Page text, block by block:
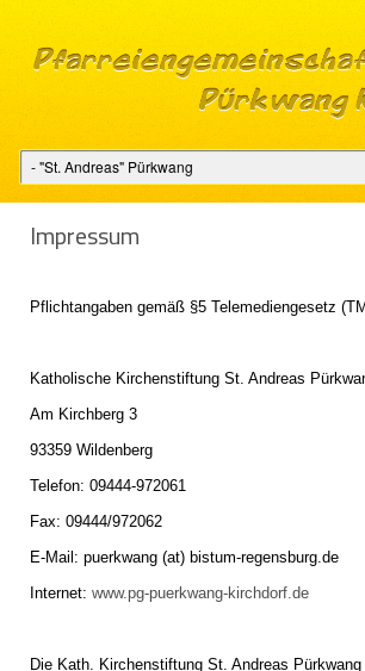
Im­pres­sum
Pflicht­an­ga­ben gemäß §5 Te­le­me­di­en­ge­setz
Ka­tho­li­sche Kir­chen­stif­tung St. An­dre­as
Am Kirch­berg 3
93359 Wil­den­berg
Te­le­fon: 09444-972061
Fax: 09444/972062
E-Mail: pu­erk­wang (at) bistum-regensburg.​de
In­ter­net: www.​pg-puerkwang-kirchdorf.​de
Die Kath. Kir­chen­stif­tung St. An­dre­as